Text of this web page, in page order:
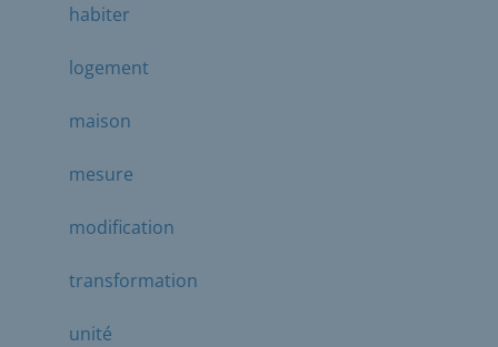
habiter
logement
maison
mesure
modification
transformation
unité